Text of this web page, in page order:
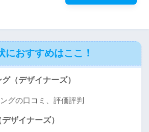
におすすめはここ！
（デザイナーズ）
グの口コミ、評価評判
ザイナーズ）